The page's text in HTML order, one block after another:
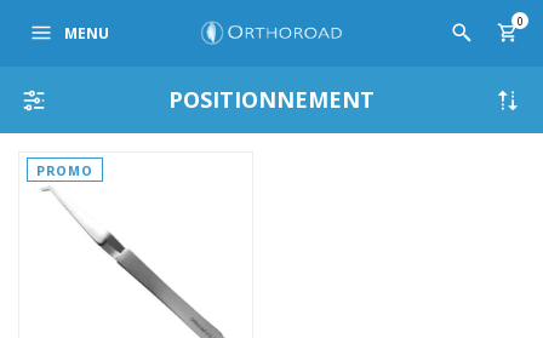
MENU
0
POSITIONNEMENT
PROMO